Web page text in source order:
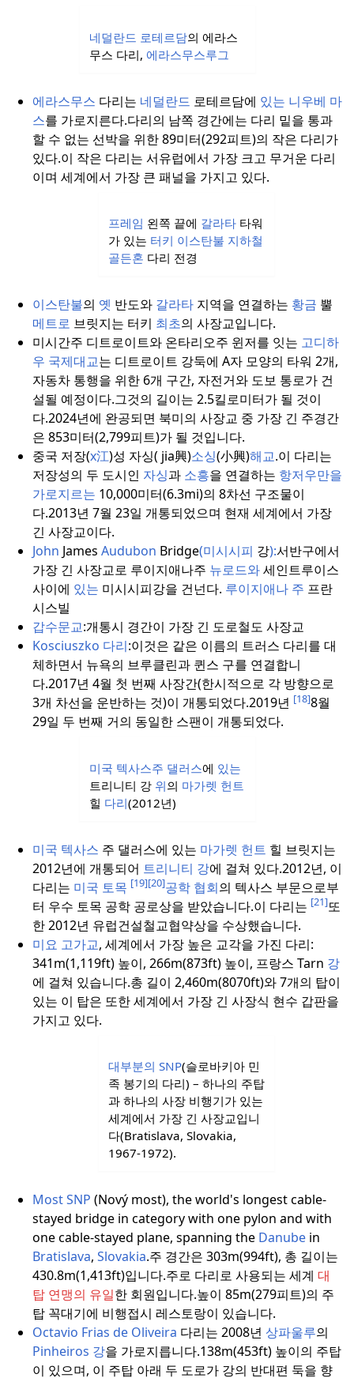
네덜란드 로테르담의 에라스
무스 다리, 에라스무스루그
에라스무스 다리는 네덜란드 로테르담에 있는 니우베 마
스를 가로지른다.다리의 남쪽 경간에는 다리 밑을 통과
할 수 없는 선박을 위한 89미터(292피트)의 작은 다리가
있다.이 작은 다리는 서유럽에서 가장 크고 무거운 다리
이며 세계에서 가장 큰 패널을 가지고 있다.
프레임 왼쪽 끝에 갈라타 타워
가 있는 터키 이스탄불 지하철
골든혼 다리 전경
이스탄불의 옛 반도와 갈라타지역을 연결하는 황금 뿔
메트로 브릿지는 터키 최초의 사장교입니다.
미시간주 디트로이트와 온타리오주 윈저를 잇는 고디하
우 국제대교는 디트로이트 강둑에 A자 모양의 타워 2개,
자동차 통행을 위한 6개 구간, 자전거와 도보 통로가 건
설될 예정이다.그것의 길이는 2.5킬로미터가 될 것이
다.2024년에 완공되면 북미의 사장교 중 가장 긴 주경간
은 853미터(2,799피트)가 될 것입니다.
중국 저장(x江)성 자싱( jia興)소싱(小興)해교.이 다리는
저장성의 두 도시인 자싱과 소흥을 연결하는 항저우만을
가로지르는 10,000미터(6.3mi)의 8차선 구조물이
다.2013년 7월 23일 개통되었으며 현재 세계에서 가장
긴 사장교이다.
John James Audubon Bridge(미시시피 강):서반구에서
가장 긴 사장교로 루이지애나주 뉴로드와세인트루이스
사이에 있는 미시시피강을 건넌다. 루이지애나 주 프란
시스빌
갑수문교:개통시 경간이 가장 긴 도로철도 사장교
Kosciuszko 다리:이것은 같은 이름의 트러스 다리를 대
체하면서 뉴욕의 브루클린과 퀸스 구를 연결합니
다.2017년 4월 첫 번째 사장간(한시적으로 각 방향으로
3개 차선을 운반하는 것)이 개통되었다.2019년 [18]8월
29일 두 번째 거의 동일한 스팬이 개통되었다.
미국 텍사스주 댈러스에 있는
트리니티 강 위의 마가렛 헌트
힐 다리(2012년)
미국 텍사스 주 댈러스에 있는 마가렛 헌트 힐 브릿지는
2012년에 개통되어 트리니티 강에 걸쳐 있다.2012년, 이
다리는 미국 토목 [19][20]공학 협회의 텍사스 부문으로부
터 우수 토목 공학 공로상을 받았습니다.이 다리는 [21]또
한 2012년 유럽건설철교협약상을 수상했습니다.
미요 고가교, 세계에서 가장 높은 교각을 가진 다리:
341m(1,119ft) 높이, 266m(873ft) 높이, 프랑스 Tarn 강
에 걸쳐 있습니다.총 길이 2,460m(8070ft)와 7개의 탑이
있는 이 탑은 또한 세계에서 가장 긴 사장식 현수 갑판을
가지고 있다.
대부분의 SNP(슬로바키아 민
족 봉기의 다리) – 하나의 주탑
과 하나의 사장 비행기가 있는
세계에서 가장 긴 사장교입니
다(Bratislava, Slovakia,
1967-1972).
Most SNP (Nový most), the world's longest cable-
stayed bridge in category with one pylon and with
one cable-stayed plane, spanning the Danubein
Bratislava, Slovakia.주 경간은 303m(994ft), 총 길이는
430.8m(1,413ft)입니다.주로 다리로 사용되는 세계 대
탑 연맹의 유일한 회원입니다.높이 85m(279피트)의 주
탑 꼭대기에 비행접시 레스토랑이 있습니다.
Octavio Frias de Oliveira 다리는 2008년 상파울루의
Pinheiros 강을 가로지릅니다.138m(453ft) 높이의 주탑
이 있으며, 이 주탑 아래 두 도로가 강의 반대편 둑을 향